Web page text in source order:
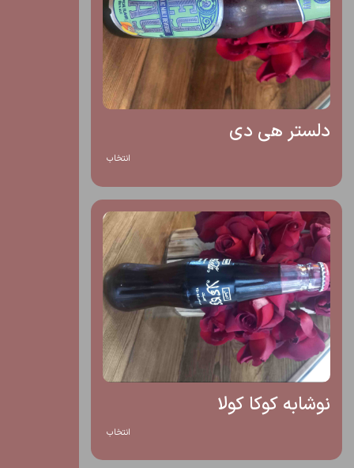
دلستر هی دی
انتخاب
نوشابه کوکا کولا
انتخاب